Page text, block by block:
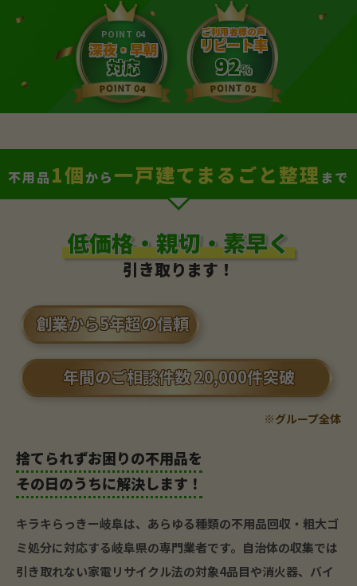
POINT 04
深夜・早朝
対応
ご利用者様の声
リピート率
92%
不用品 1個から 一戸建てまるごと整理 まで
低価格・親切・素早く
引き取ります！
創業から5年超の信頼
年間のご相談件数 20,000件突破
※グループ全体
捨てられずお困りの不用品を
その日のうちに解決します！
キラキらっきー岐阜は、あらゆる種類の不用品回収・粗大ゴ
ミ処分に対応する岐阜県の専門業者です。自治体の収集では
引き取れない家電リサイクル法の対象4品目や消火器、バイ